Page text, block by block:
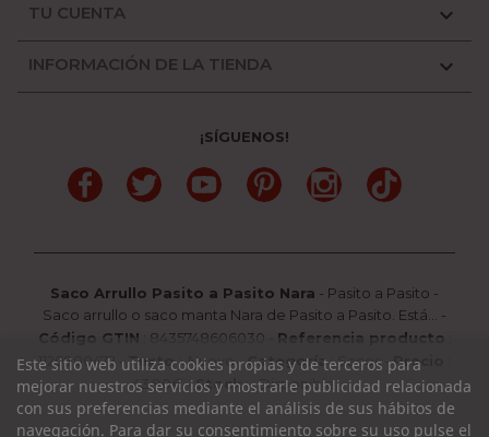
TU CUENTA 
INFORMACIÓN DE LA TIENDA 
¡SÍGUENOS!
FacebookTwitter YouTube PinterestInstagramTikTok
Saco Arrullo Pasito a Pasito Nara - Pasito a Pasito -
Saco arrullo o saco manta Nara de Pasito a Pasito. Está... -
Código GTIN : 8435748606030 - Referencia producto :
1120900472 -Texto:Nuevo-Categoría:Sacos-Precio
43.90€ -Stock: Disponible
Este sitio web utiliza cookies propias y de terceros para
mejorar nuestros servicios y mostrarle publicidad relacionada
con sus preferencias mediante el análisis de sus hábitos de
navegación. Para dar su consentimiento sobre su uso pulse el